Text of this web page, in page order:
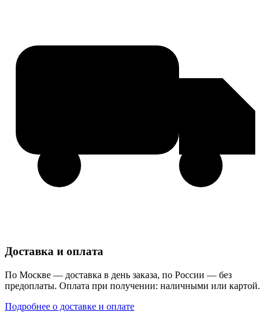
Доставка и оплата
По Москве — доставка в день заказа, по России — без
предоплаты. Оплата при получении: наличными или картой.
Подробнее о доставке и оплате